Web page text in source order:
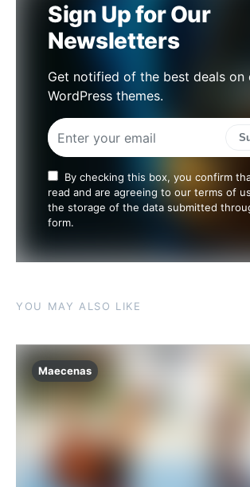
Sign Up for Our
Newsletters
Get notified of the best deals on
WordPress themes.
By checking this box, you confirm
read and are agreeing to our terms of
the storage of the data submitted
form.
YOU MAY ALSO LIKE
Maecenas